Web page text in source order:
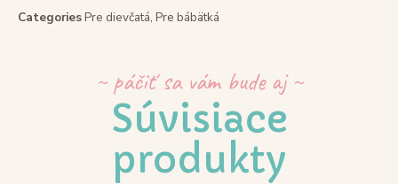
CategoriesPre dievčatá, Pre bábätká
~ páčiť sa vám bude aj ~
Súvisiace
produkty